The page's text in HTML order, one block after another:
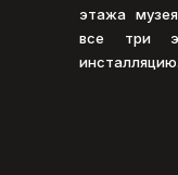
этажа
все три
инсталляцию.